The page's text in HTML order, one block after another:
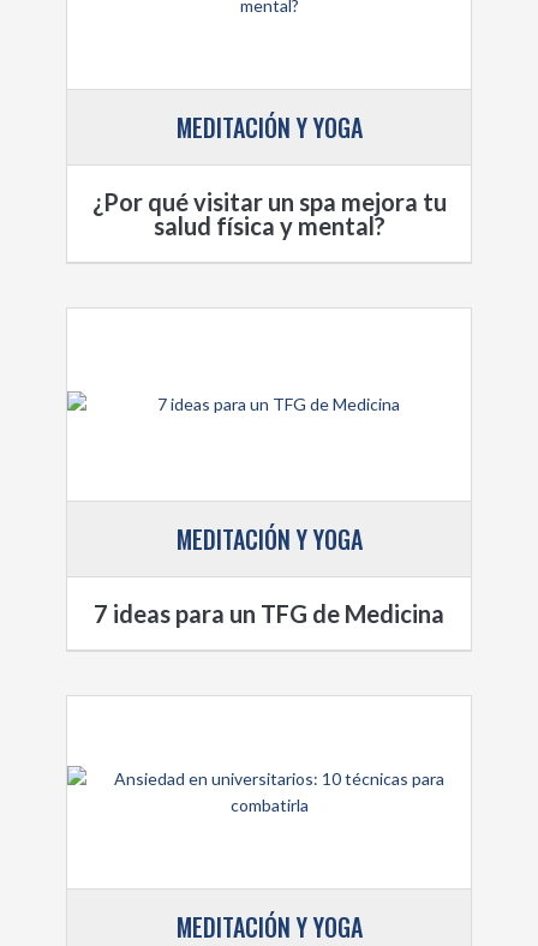
MEDITACIÓN Y YOGA
¿Por qué visitar un spa mejora tu
salud física y mental?
MEDITACIÓN Y YOGA
7 ideas para un TFG de Medicina
MEDITACIÓN Y YOGA